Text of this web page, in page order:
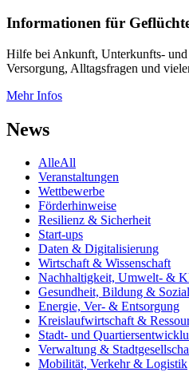
Informationen für
Hilfe bei Ankunft, Unterkunfts- und
Versorgung, Alltagsfragen und
Mehr Infos
News
AlleAll
Veranstaltungen
Wettbewerbe
Förderhinweise
Resilienz & Sicherheit
Start-ups
Daten & Digitalisierung
Wirtschaft & Wissenschaft
Nachhaltigkeit, Umwelt- &
Gesundheit, Bildung &
Energie, Ver- & Entsorgung
Kreislaufwirtschaft &
Stadt- und
Verwaltung &
Mobilität, Verkehr & Logistik